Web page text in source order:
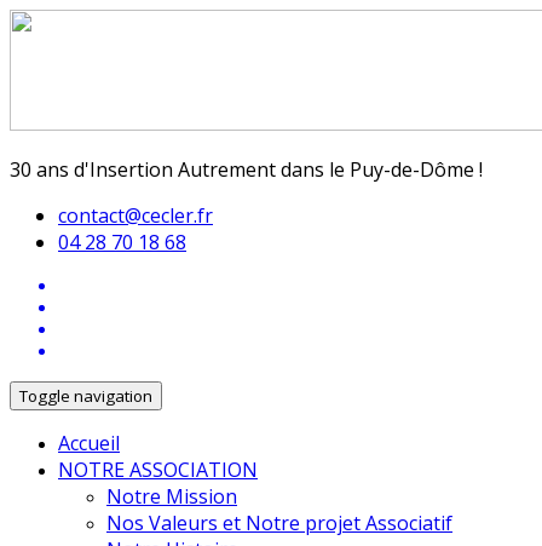
30 ans d'Insertion Autrement dans le Puy-de-Dôme !
contact@cecler.fr
04 28 70 18 68
Toggle navigation
Accueil
NOTRE ASSOCIATION
Notre Mission
Nos Valeurs et Notre projet Associatif